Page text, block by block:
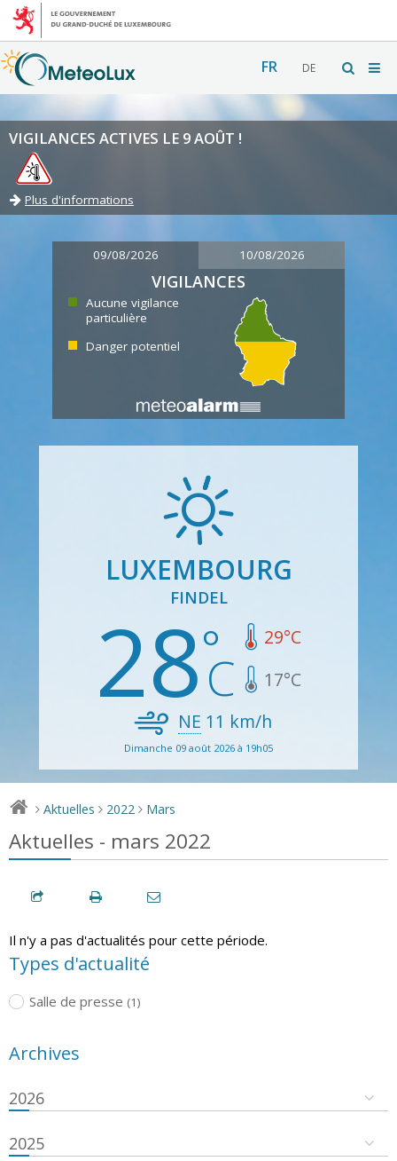
FR DE
VIGILANCES ACTIVES LE 9 AOÛT !
Plus d'informations
09/08/2026 10/08/2026
VIGILANCES
Aucune vigilance
particulière
Danger potentiel
LUXEMBOURG
FINDEL
28 29°C
17°C
NE 11 km/h
Dimanche 09 août 2026 à 19h05
> Aktuelles > 2022 > Mars
Aktuelles - mars 2022
Il n'y a pas d'actualités pour cette période.
Types d'actualité
Salle de presse (1)
Archives
2026
2025